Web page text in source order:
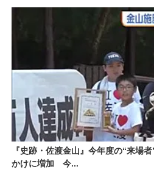
『史跡・佐渡金山』今年度の“来場
かけに増加 今...